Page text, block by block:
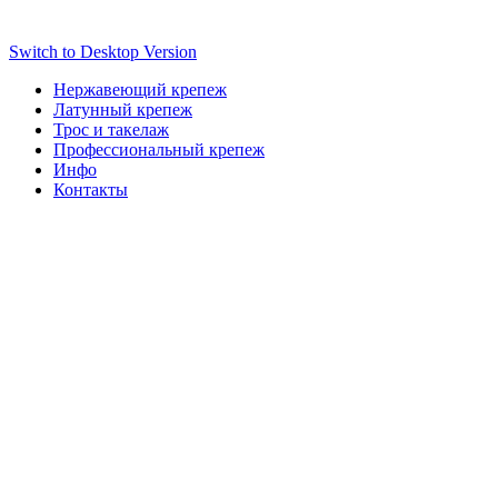
Switch to Desktop Version
Нержавеющий крепеж
Латунный крепеж
Трос и такелаж
Профессиональный крепеж
Инфо
Контакты